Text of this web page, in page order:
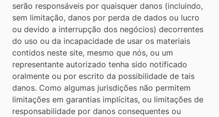
serão responsáveis ​​por quaisquer danos (incluindo,
sem limitação, danos por perda de dados ou lucro
ou devido a interrupção dos negócios) decorrentes
do uso ou da incapacidade de usar os materiais
contidos neste site, mesmo que nós, ou um
representante autorizado tenha sido notificado
oralmente ou por escrito da possibilidade de tais
danos. Como algumas jurisdições não permitem
limitações em garantias implícitas, ou limitações de
responsabilidade por danos consequentes ou